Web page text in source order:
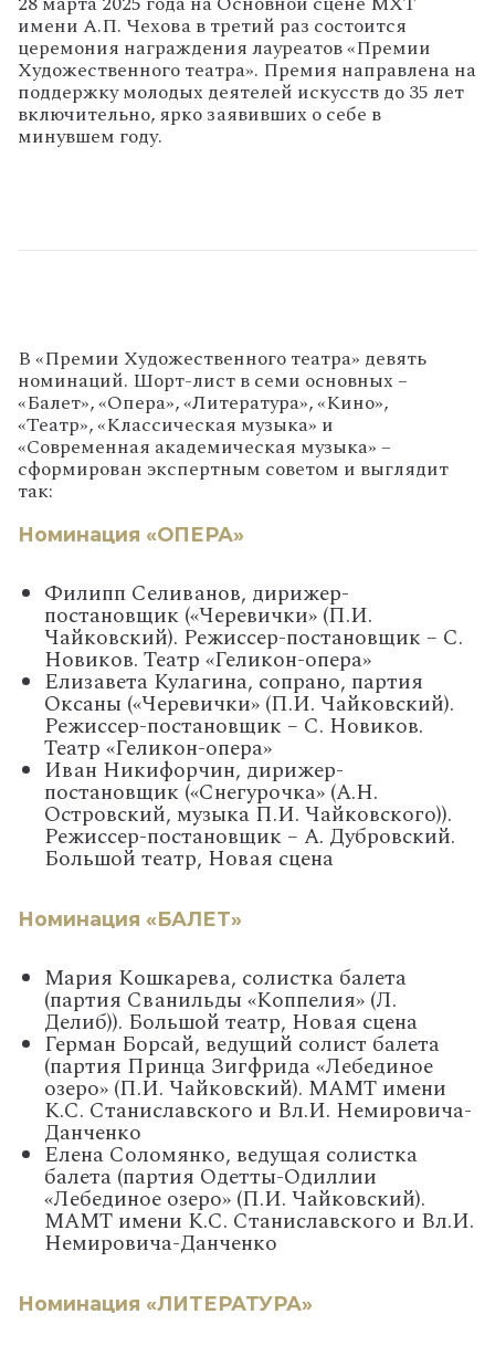
имени А.П. Чехова в третий раз состоится
церемония награждения лауреатов «Премии
Художественного театра». Премия направлена на
поддержку молодых деятелей искусств до 35 лет
включительно, ярко заявивших о себе в
минувшем году.
В «Премии Художественного театра» девять
номинаций. Шорт-лист в семи основных –
«Балет», «Опера», «Литература», «Кино»,
«Театр», «Классическая музыка» и
«Современная академическая музыка» –
сформирован экспертным советом и выглядит
так:
Номинация «ОПЕРА»
Филипп Селиванов, дирижер-
постановщик («Черевички» (П.И.
Чайковский). Режиссер-постановщик – С.
Новиков. Театр «Геликон-опера»
Елизавета Кулагина, сопрано, партия
Оксаны («Черевички» (П.И. Чайковский).
Режиссер-постановщик – С. Новиков.
Театр «Геликон-опера»
Иван Никифорчин, дирижер-
постановщик («Снегурочка» (А.Н.
Островский, музыка П.И. Чайковского)).
Режиссер-постановщик – А. Дубровский.
Большой театр, Новая сцена
Номинация «БАЛЕТ»
Мария Кошкарева, солистка балета
(партия Сванильды «Коппелия» (Л.
Делиб)). Большой театр, Новая сцена
Герман Борсай, ведущий солист балета
(партия Принца Зигфрида «Лебединое
озеро» (П.И. Чайковский). МАМТ имени
К.С. Станиславского и Вл.И. Немировича-
Данченко
Елена Соломянко, ведущая солистка
балета (партия Одетты-Одиллии
«Лебединое озеро» (П.И. Чайковский).
МАМТ имени К.С. Станиславского и Вл.И.
Немировича-Данченко
Номинация «ЛИТЕРАТУРА»